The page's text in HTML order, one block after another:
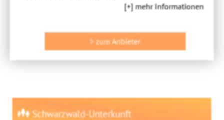
[+] mehr Informationen
> zum Anbieter
Schwarzwald-Unterkunft